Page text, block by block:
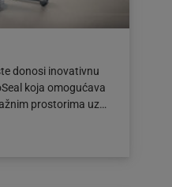
donosi inovativnu
koja omogućava
prostorima uz…